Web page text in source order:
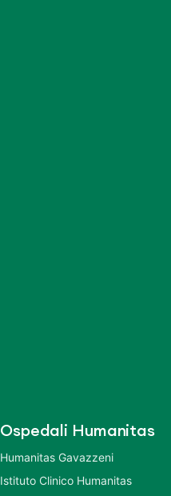
Ospedali Humanitas
Humanitas Gavazzeni
Istituto Clinico Humanitas